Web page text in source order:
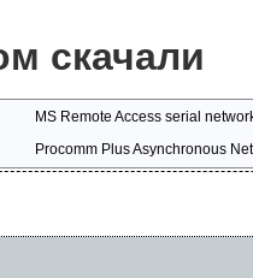
скачали
MS Remote Access serial
Procomm Plus Asynchronous